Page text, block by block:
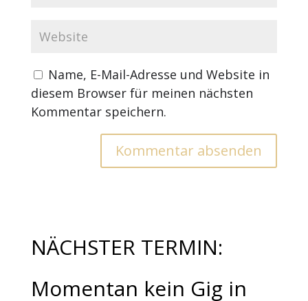
Name, E-Mail-Adresse und Website in
diesem Browser für meinen nächsten
Kommentar speichern.
NÄCHSTER TERMIN:
Momentan kein Gig in